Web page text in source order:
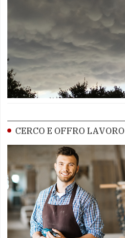
CERCO E OFFRO LAVORO